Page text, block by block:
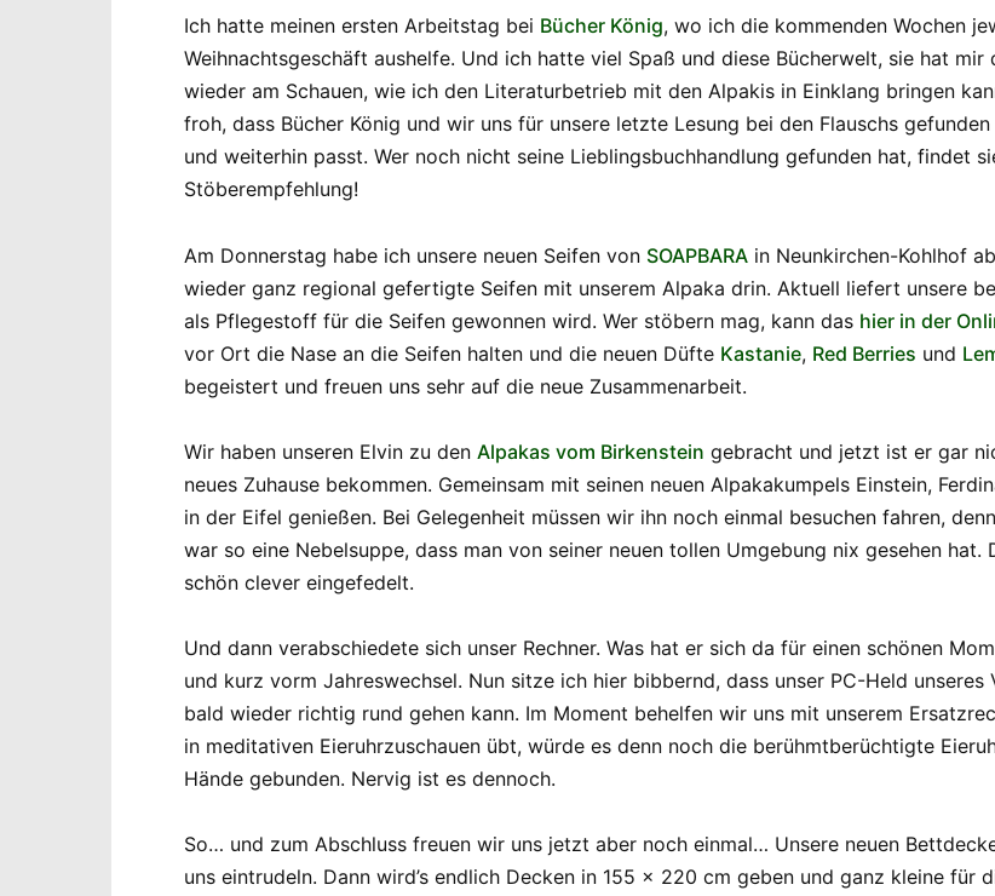
Ich hatte meinen ersten Arbeitstag bei Bücher König, wo ich die kommenden Wochen
Weihnachtsgeschäft aushelfe. Und ich hatte viel Spaß und diese Bücherwelt, sie hat
wieder am Schauen, wie ich den Literaturbetrieb mit den Alpakis in Einklang bringen
froh, dass Bücher König und wir uns für unsere letzte Lesung bei den Flauschs
und weiterhin passt. Wer noch nicht seine Lieblingsbuchhandlung gefunden hat, findet
Stöberempfehlung!
Am Donnerstag habe ich unsere neuen Seifen von SOAPBARA in Neunkirchen-Kohlhof
wieder ganz regional gefertigte Seifen mit unserem Alpaka drin. Aktuell liefert unsere
als Pflegestoff für die Seifen gewonnen wird. Wer stöbern mag, kann das hier in der
vor Ort die Nase an die Seifen halten und die neuen Düfte Kastanie, Red Berries und
begeistert und freuen uns sehr auf die neue Zusammenarbeit.
Wir haben unseren Elvin zu den Alpakas vom Birkenstein gebracht und jetzt ist er gar
neues Zuhause bekommen. Gemeinsam mit seinen neuen Alpakakumpels Einstein,
in der Eifel genießen. Bei Gelegenheit müssen wir ihn noch einmal besuchen fahren,
war so eine Nebelsuppe, dass man von seiner neuen tollen Umgebung nix gesehen hat.
schön clever eingefedelt.
Und dann verabschiedete sich unser Rechner. Was hat er sich da für einen schönen
und kurz vorm Jahreswechsel. Nun sitze ich hier bibbernd, dass unser PC-Held
bald wieder richtig rund gehen kann. Im Moment behelfen wir uns mit unserem
in meditativen Eieruhrzuschauen übt, würde es denn noch die berühmtberüchtigte
Hände gebunden. Nervig ist es dennoch.
So… und zum Abschluss freuen wir uns jetzt aber noch einmal… Unsere neuen
uns eintrudeln. Dann wird’s endlich Decken in 155 x 220 cm geben und ganz kleine für